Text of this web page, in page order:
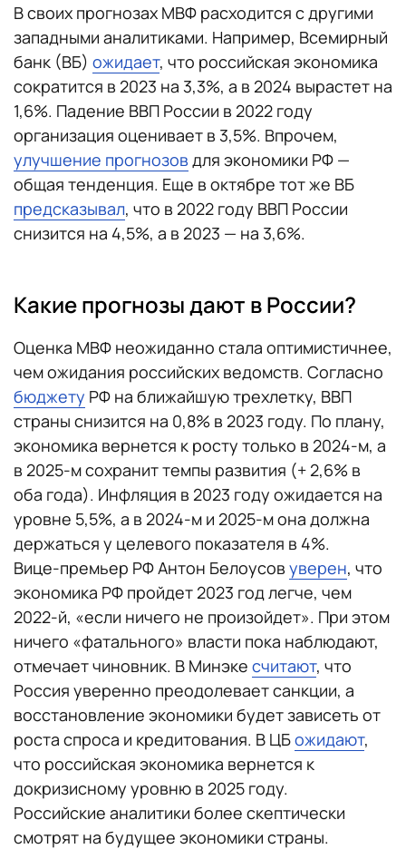
В своих прогнозах МВФ расходится с другими
западными аналитиками. Например, Всемирный
банк (ВБ) ожидает, что российская экономика
сократится в 2023 на 3,3%, а в 2024 вырастет на
1,6%. Падение ВВП России в 2022 году
организация оценивает в 3,5%. Впрочем,
улучшение прогнозов для экономики РФ —
общая тенденция. Еще в октябре тот же ВБ
предсказывал, что в 2022 году ВВП России
снизится на 4,5%, а в 2023 — на 3,6%.
Какие прогнозы дают в России?
Оценка МВФ неожиданно стала оптимистичнее,
чем ожидания российских ведомств. Согласно
бюджету РФ на ближайшую трехлетку, ВВП
страны снизится на 0,8% в 2023 году. По плану,
экономика вернется к росту только в 2024-м, а
в 2025-м сохранит темпы развития (+ 2,6% в
оба года). Инфляция в 2023 году ожидается на
уровне 5,5%, а в 2024-м и 2025-м она должна
держаться у целевого показателя в 4%.
Вице-премьер РФ Антон Белоусов уверен, что
экономика РФ пройдет 2023 год легче, чем
2022-й, «если ничего не произойдет». При этом
ничего «фатального» власти пока наблюдают,
отмечает чиновник. В Минэке считают, что
Россия уверенно преодолевает санкции, а
восстановление экономики будет зависеть от
роста спроса и кредитования. В ЦБожидают,
что российская экономика вернется к
докризисному уровню в 2025 году.
Российские аналитики более скептически
смотрят на будущее экономики страны.